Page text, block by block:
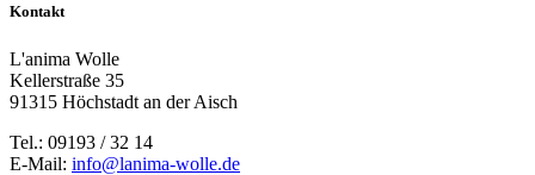
Kontakt
L'anima Wolle
Kellerstraße 35
91315 Höchstadt an der Aisch
Tel.: 09193 / 32 14
E-Mail: info@lanima-wolle.de